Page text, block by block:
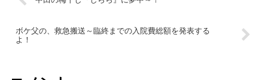
ボケ父の、救急搬送～臨終までの入院費総額を発表する
よ！